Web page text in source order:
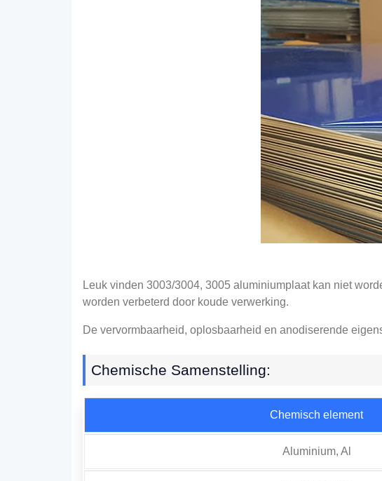
Leuk vinden 3003/3004, 3005 aluminiumplaat kan niet
worden verbeterd door koude verwerking.
De vervormbaarheid, oplosbaarheid en anodiserende
Chemische Samenstelling:
Chemisch element
Aluminium, Al